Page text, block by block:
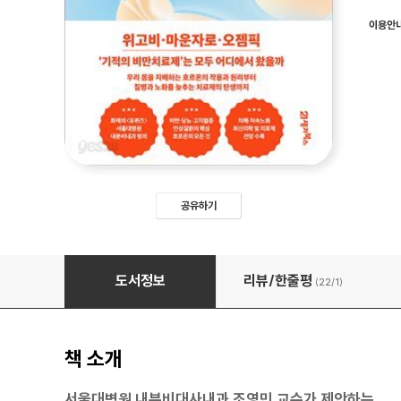
공유하기
이용안
슈퍼 호르몬도서정보 리뷰/한줄평 (22/1)
책 소개